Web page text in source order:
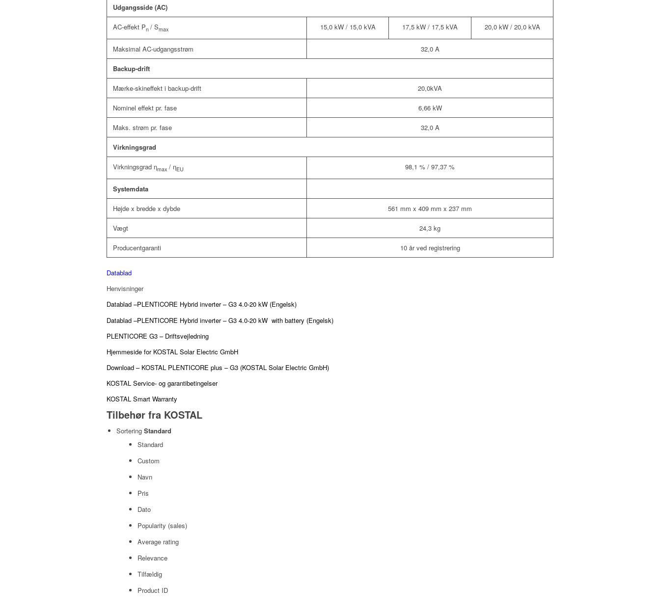
Udgangsside (AC)
AC-effekt Pn / Smax 15,0 kW / 15,0 kVA 17,5 kW / 17,5 kVA 20,0 kW / 20,0 kVA
Maksimal AC-udgangsstrøm 32,0 A
Backup-drift
Mærke-skineffekt i backup-drift 20,0kVA
Nominel effekt pr. fase 6,66 kW
Maks. strøm pr. fase 32,0 A
Virkningsgrad
Virkningsgrad ηmax / ηEU 98,1 % / 97,37 %
Systemdata
Højde x bredde x dybde 561 mm x 409 mm x 237 mm
Vægt 24,3 kg
Producentgaranti 10 år ved registrering
Datablad
Henvisninger
Datablad –PLENTICORE Hybrid inverter – G3 4.0-20 kW (Engelsk)
Datablad –PLENTICORE Hybrid inverter – G3 4.0-20 kW with battery (Engelsk)
PLENTICORE G3 – Driftsvejledning
Hjemmeside for KOSTAL Solar Electric GmbH
Download – KOSTAL PLENTICORE plus – G3 (KOSTAL Solar Electric GmbH)
KOSTAL Service- og garantibetingelser
KOSTAL Smart Warranty
Tilbehør fra KOSTAL
Sortering Standard
Standard
Custom
Navn
Pris
Dato
Popularity (sales)
Average rating
Relevance
Tilfældig
Product ID